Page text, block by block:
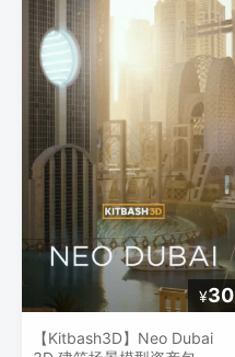
¥30
【Kitbash3D】Neo Dubai